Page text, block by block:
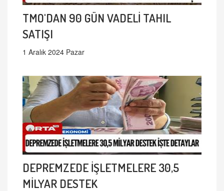
TMO'DAN 90 GÜN VADELİ TAHIL
SATIŞI
1 Aralık 2024 Pazar
DEPREMZEDE İŞLETMELERE 30,5
MİLYAR DESTEK